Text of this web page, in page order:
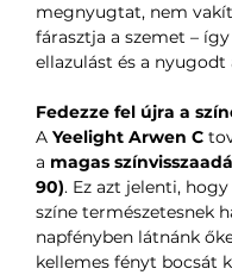
megnyugtat, nem
fárasztja a szemet –
ellazulást és a nyugodt
Fedezze fel újra a
A Yeelight Arwen C
a magas
90). Ez azt jelenti,
színe természetesnek
napfényben látnánk
kellemes fényt bocsát